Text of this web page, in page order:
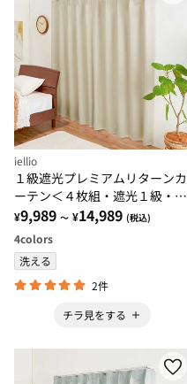
iellio
１級遮光プレミアムリターンカ
ーテン＜４枚組・遮光１級・無
地・洗える・形状記憶加工・新
生活・イージーオーダー＞
¥9,989 ～ ¥14,989 (税込)
4colors
洗える
2件
チラ見をする